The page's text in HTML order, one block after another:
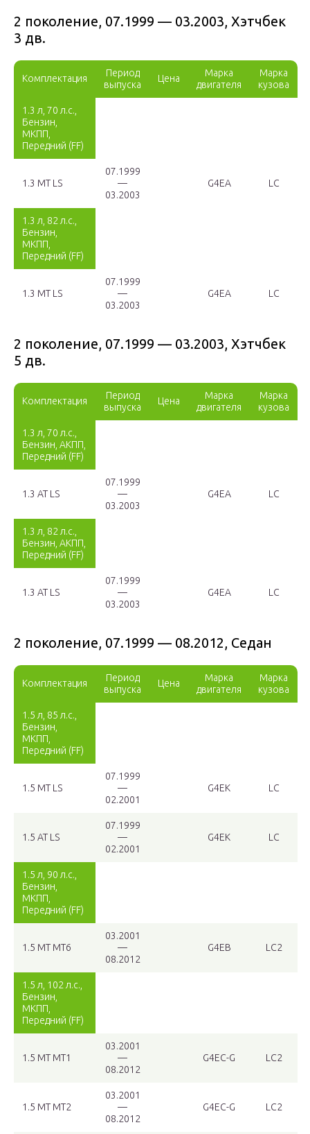
2 поколение, 07.1999 — 03.2003, Хэтчбек
3 дв.
Комплектация
Период
выпуска
Цена
Марка
двигателя
Марка
кузова
1.3 л, 70 л.с.,
Бензин,
МКПП,
Передний (FF)
1.3 MT LS
07.1999
—
03.2003
G4EA LC
1.3 л, 82 л.с.,
Бензин,
МКПП,
Передний (FF)
1.3 MT LS
07.1999
—
03.2003
G4EA LC
2 поколение, 07.1999 — 03.2003, Хэтчбек
5 дв.
Комплектация
Период
выпуска
Цена
Марка
двигателя
Марка
кузова
1.3 л, 70 л.с.,
Бензин, АКПП,
Передний (FF)
1.3 AT LS
07.1999
—
03.2003
G4EA LC
1.3 л, 82 л.с.,
Бензин, АКПП,
Передний (FF)
1.3 AT LS
07.1999
—
03.2003
G4EA LC
2 поколение, 07.1999 — 08.2012, Седан
Комплектация
Период
выпуска
Цена
Марка
двигателя
Марка
кузова
1.5 л, 85 л.с.,
Бензин,
МКПП,
Передний (FF)
1.5 MT LS
07.1999
—
02.2001
G4EK LC
1.5 AT LS
07.1999
—
02.2001
G4EK LC
1.5 л, 90 л.с.,
Бензин,
МКПП,
Передний (FF)
1.5 MT MT6
03.2001
—
08.2012
G4EB LC2
1.5 л, 102 л.с.,
Бензин,
МКПП,
Передний (FF)
1.5 MT MT1
03.2001
—
08.2012
G4EC-G LC2
1.5 MT MT2
03.2001
—
08.2012
G4EC-G LC2